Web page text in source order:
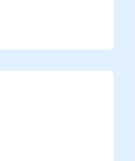
datos para